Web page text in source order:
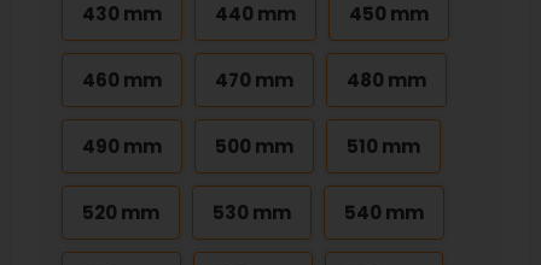
430 mm 440 mm 450 mm
460 mm 470 mm 480 mm
490 mm 500 mm 510 mm
520 mm 530 mm 540 mm